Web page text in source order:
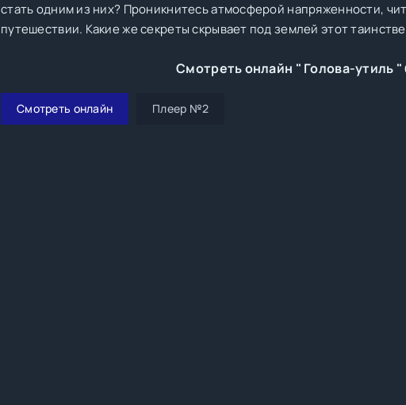
стать одним из них? Проникнитесь атмосферой напряженности,
путешествии. Какие же секреты скрывает под землей этот
Смотреть онлайн " Голова-утиль
Смотреть онлайн Плеер №2